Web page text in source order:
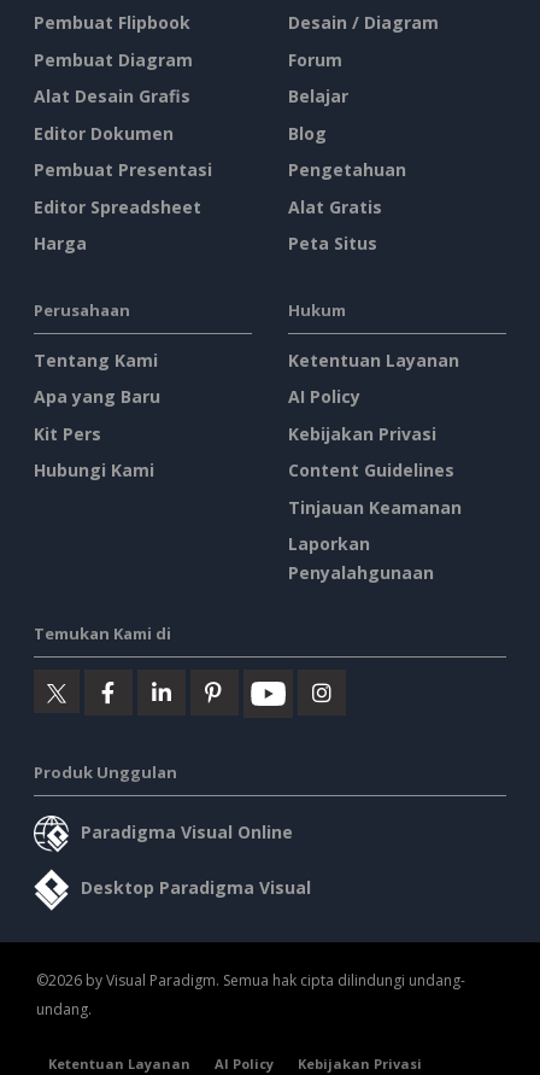
Pembuat Flipbook
Pembuat Diagram
Alat Desain Grafis
Editor Dokumen
Pembuat Presentasi
Editor Spreadsheet
Harga
Desain / Diagram
Forum
Belajar
Blog
Pengetahuan
Alat Gratis
Peta Situs
Perusahaan
Tentang Kami
Apa yang Baru
Kit Pers
Hubungi Kami
Hukum
Ketentuan Layanan
AI Policy
Kebijakan Privasi
Content Guidelines
Tinjauan Keamanan
Laporkan
Penyalahgunaan
Temukan Kami di
Produk Unggulan
Paradigma Visual Online
Desktop Paradigma Visual
©2026 by Visual Paradigm. Semua hak cipta dilindungi undang-
undang.
Ketentuan Layanan AI Policy Kebijakan Privasi